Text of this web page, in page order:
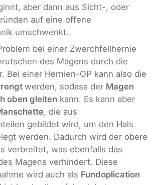
aber dann aus Sicht-, oder
auf eine offene
umschwenkt.
bei einer Zwerchfellhernie
des Magens durch die
Bei einer Hernien-OP kann also die
werden, sodass der Magen
oben gleiten kann. Es kann aber
, die aus
gebildet wird, um den Hals
werden. Dadurch wird der obere
verbreitet, was ebenfalls das
Magens verhindert. Diese
wird auch als Fundoplication